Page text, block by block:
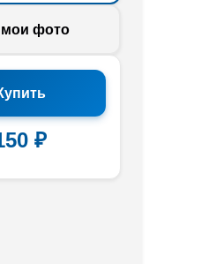
мои фото
₽